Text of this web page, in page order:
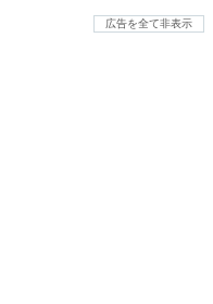
広告を全て非表示